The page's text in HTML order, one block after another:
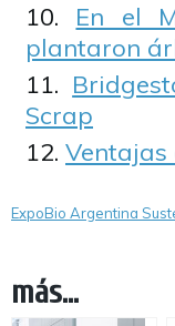
En el
plantaron
Scrap
Ventajas
ExpoBio Argentina
más...